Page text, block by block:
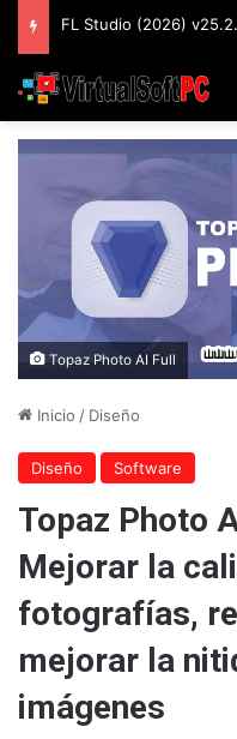
Topaz Photo AI Full
Inicio / Diseño
Diseño Software
Topaz Photo
Mejorar la
fotografías,
mejorar la
imágenes